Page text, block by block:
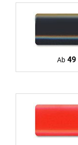
Ab 49